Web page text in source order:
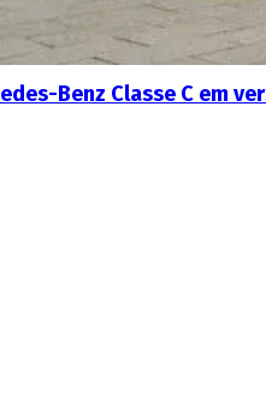
Benz Classe C em